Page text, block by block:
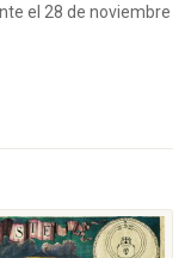
el 28 de noviembre